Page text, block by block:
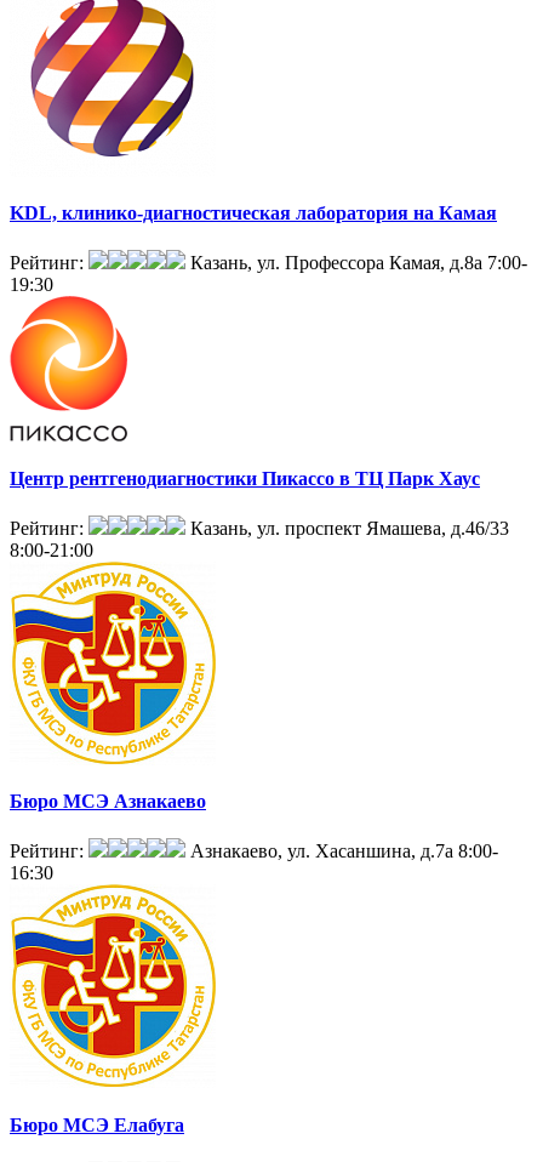
KDL, клинико-диагностическая лаборатория на Камая
Рейтинг: Казань, ул. Профессора Камая, д.8а 7:00-
19:30
Центр рентгенодиагностики Пикассо в ТЦ Парк Хаус
Рейтинг:
Казань, ул. проспект Ямашева, д.46/33
8:00-21:00
Бюро МСЭ Азнакаево
Рейтинг: Азнакаево, ул. Хасаншина, д.7а 8:00-
16:30
Бюро МСЭ Елабуга